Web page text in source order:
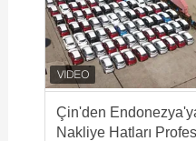
Çin'den
Nakliye Hatları